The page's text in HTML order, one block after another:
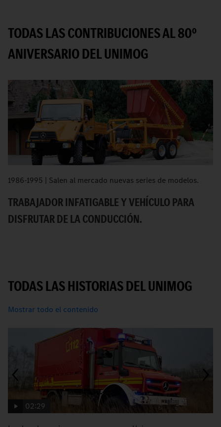
TODAS LAS CONTRIBUCIONES AL 80º
ANIVERSARIO DEL UNIMOG
1986-1995 | Salen al mercado nuevas series de modelos.
TRABAJADOR INFATIGABLE Y VEHÍCULO PARA
DISFRUTAR DE LA CONDUCCIÓN.
TODAS LAS HISTORIAS DEL UNIMOG
Mostrar todo el contenido
02:29